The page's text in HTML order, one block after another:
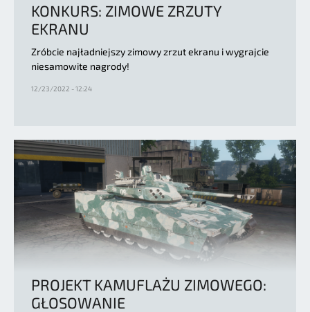
KONKURS: ZIMOWE ZRZUTY
EKRANU
Zróbcie najładniejszy zimowy zrzut ekranu i wygrajcie
niesamowite nagrody!
12/23/2022 - 12:24
PROJEKT KAMUFLAŻU ZIMOWEGO:
GŁOSOWANIE